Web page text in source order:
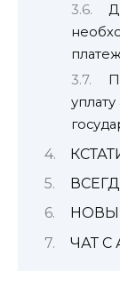
ЧАТ